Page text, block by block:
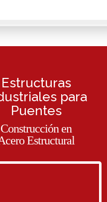
Estructuras
para
Puentes
Construcción en
Estructural